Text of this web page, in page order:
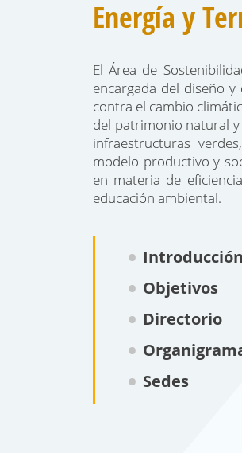
Energía y
El Área de
encargada del diseño
contra el cambio
del patrimonio natural
infraestructuras
modelo productivo y
en materia de
educación ambiental.
Introducción
Objetivos
Directorio
Sedes